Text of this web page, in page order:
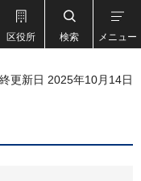
区役所 検索 メニュー
更新日 2025年10月14日